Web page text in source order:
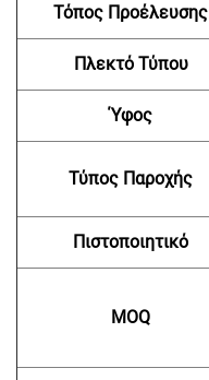
Τόπος Προέλευσης
Πλεκτό Τύπου
Ύφος
Τύπος Παροχής
Πιστοποιητικό
MOQ